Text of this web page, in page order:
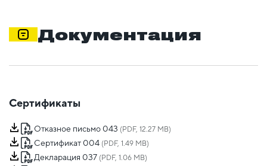
Документация
Сертификаты
Отказное письмо 043 (PDF, 12.27 MB)
Сертификат 004 (PDF, 1.49 MB)
Декларация 037 (PDF, 1.06 MB)